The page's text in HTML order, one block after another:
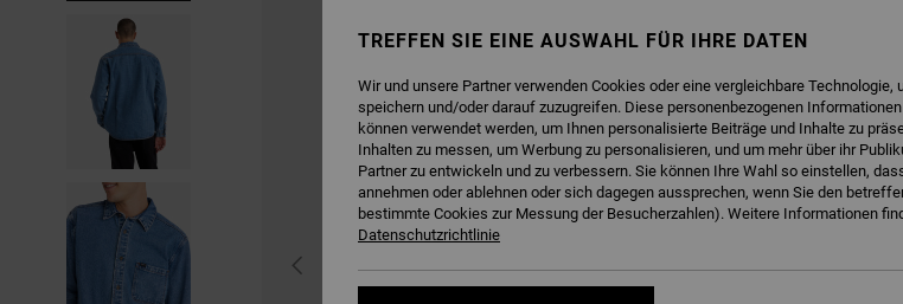
TREFFEN SIE EINE AUSWAHL FÜR IHRE DATEN
Wir und unsere Partner verwenden Cookies oder eine vergleichbare
speichern und/oder darauf zuzugreifen. Diese personenbezogenen
können verwendet werden, um Ihnen personalisierte Beiträge und Inhalte zu
Inhalten zu messen, um Werbung zu personalisieren, und um mehr über ihr
Partner zu entwickeln und zu verbessern. Sie können Ihre Wahl so einstellen,
annehmen oder ablehnen oder sich dagegen aussprechen, wenn Sie den
bestimmte Cookies zur Messung der Besucherzahlen). Weitere Informationen
Datenschutzrichtlinie